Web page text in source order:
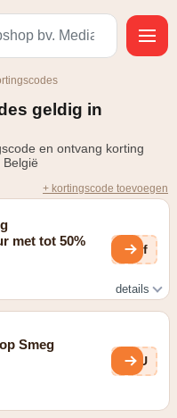
geldig in
en ontvang korting
+ kortingscode toevoegen
met tot 50%
3Uf
details
Smeg
URU